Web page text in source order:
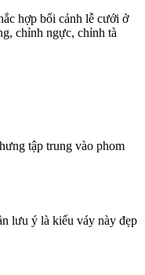
hợp bối cảnh lễ cưới ở
chỉnh ngực, chỉnh tà
tập trung vào phom
lưu ý là kiểu váy này đẹp